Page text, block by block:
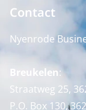
Contact
Nyenrode
Breukelen:
Straatweg 25,
P.O. Box 130,